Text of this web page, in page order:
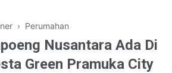
› Perumahan
Nusantara Ada Di
Green Pramuka City